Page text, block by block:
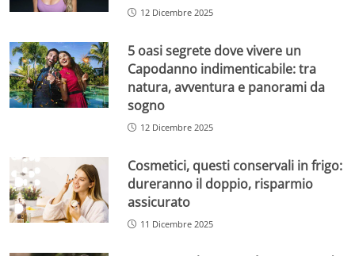
12 Dicembre 2025
5 oasi segrete dove vivere un
Capodanno indimenticabile: tra
natura, avventura e panorami da
sogno
12 Dicembre 2025
Cosmetici, questi conservali in frigo:
dureranno il doppio, risparmio
assicurato
11 Dicembre 2025